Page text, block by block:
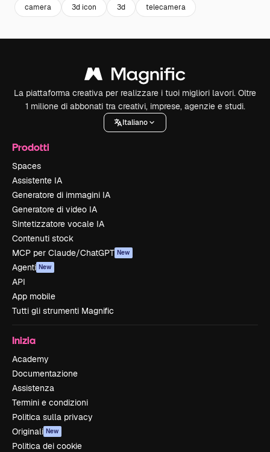
camera 3d icon 3d telecamera
La piattaforma creativa per realizzare i tuoi migliori lavori. Oltre
1 milione di abbonati tra creativi, imprese, agenzie e studi.
Italiano
Prodotti
Spaces
Assistente IA
Generatore di immagini IA
Generatore di video IA
Sintetizzatore vocale IA
Contenuti stock
MCP per Claude/ChatGPT New
Agenti New
API
App mobile
Tutti gli strumenti Magnific
Inizia
Academy
Documentazione
Assistenza
Termini e condizioni
Politica sulla privacy
Originali New
Politica dei cookie